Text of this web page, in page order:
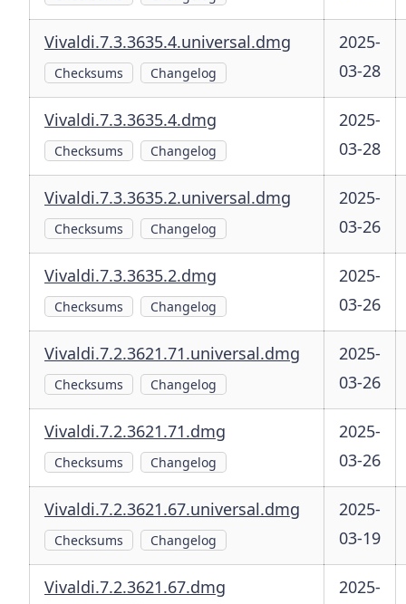
Vivaldi.7.3.3635.4.universal.dmg
Checksums Changelog
2025-
03-28
Vivaldi.7.3.3635.4.dmg
Checksums Changelog
2025-
03-28
Vivaldi.7.3.3635.2.universal.dmg
Checksums Changelog
2025-
03-26
Vivaldi.7.3.3635.2.dmg
Checksums Changelog
2025-
03-26
Vivaldi.7.2.3621.71.universal.dmg
Checksums Changelog
2025-
03-26
Vivaldi.7.2.3621.71.dmg
Checksums Changelog
2025-
03-26
Vivaldi.7.2.3621.67.universal.dmg
Checksums Changelog
2025-
03-19
Vivaldi.7.2.3621.67.dmg
2025-